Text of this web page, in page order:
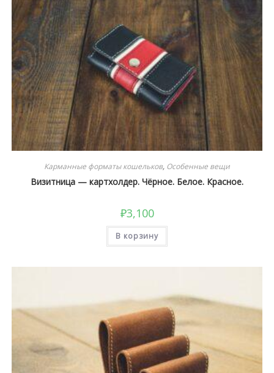
Карманные форматы кошельков, Особенные вещи
Визитница — картхолдер. Чёрное. Белое. Красное.
₽3,100
В корзину